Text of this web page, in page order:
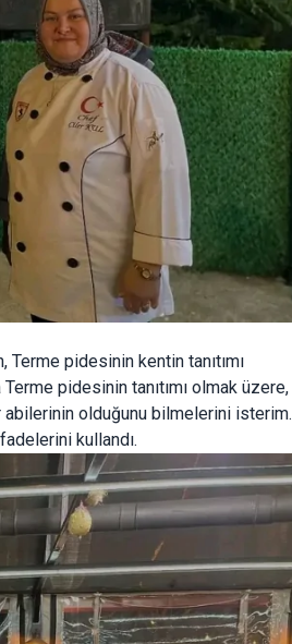
pidesinin kentin tanıtımı
pidesinin tanıtımı olmak üzere,
olduğunu bilmelerini isterim.
kullandı.